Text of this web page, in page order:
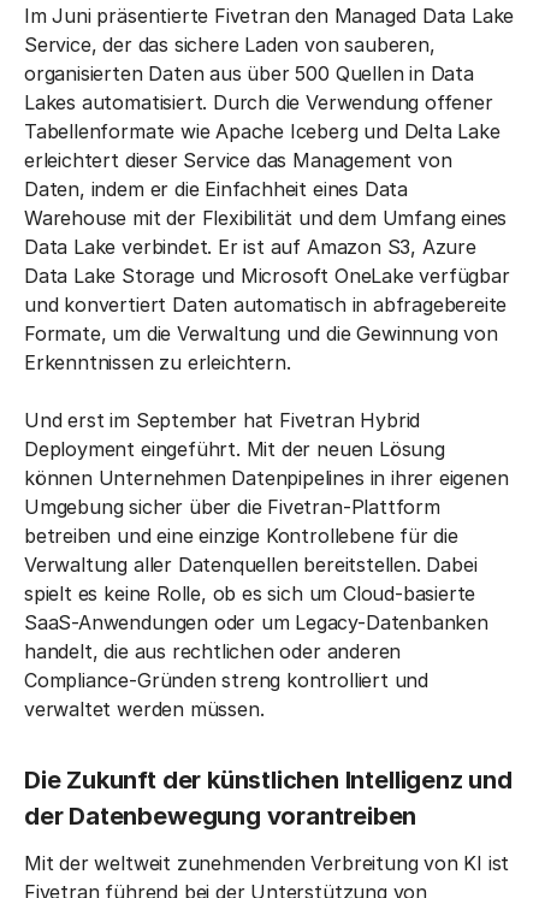
Im Juni präsentierte Fivetran den Managed Data Lake
Service, der das sichere Laden von sauberen,
organisierten Daten aus über 500 Quellen in Data
Lakes automatisiert. Durch die Verwendung offener
Tabellenformate wie Apache Iceberg und Delta Lake
erleichtert dieser Service das Management von
Daten, indem er die Einfachheit eines Data
Warehouse mit der Flexibilität und dem Umfang eines
Data Lake verbindet. Er ist auf Amazon S3, Azure
Data Lake Storage und Microsoft OneLake verfügbar
und konvertiert Daten automatisch in abfragebereite
Formate, um die Verwaltung und die Gewinnung von
Erkenntnissen zu erleichtern.
Und erst im September hat Fivetran Hybrid
Deployment eingeführt. Mit der neuen Lösung
können Unternehmen Datenpipelines in ihrer eigenen
Umgebung sicher über die Fivetran-Plattform
betreiben und eine einzige Kontrollebene für die
Verwaltung aller Datenquellen bereitstellen. Dabei
spielt es keine Rolle, ob es sich um Cloud-basierte
SaaS-Anwendungen oder um Legacy-Datenbanken
handelt, die aus rechtlichen oder anderen
Compliance-Gründen streng kontrolliert und
verwaltet werden müssen.
Die Zukunft der künstlichen Intelligenz und
der Datenbewegung vorantreiben
Mit der weltweit zunehmenden Verbreitung von KI ist
Fivetran führend bei der Unterstützung von